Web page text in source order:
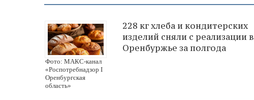
Фото: МАКС-канал
«Роспотребнадзор I
Оренбургская
область»
228 кг хлеба и кондитерских
изделий сняли с реализации в
Оренбуржье за полгода